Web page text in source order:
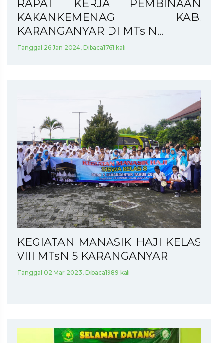
RAPAT KERJA PEMBINAAN
KAKANKEMENAG KAB.
KARANGANYAR DI MTs N...
Tanggal 26 Jan 2024, Dibaca1761 kali
KEGIATAN MANASIK HAJI KELAS
VIII MTsN 5 KARANGANYAR
Tanggal 02 Mar 2023, Dibaca1989 kali